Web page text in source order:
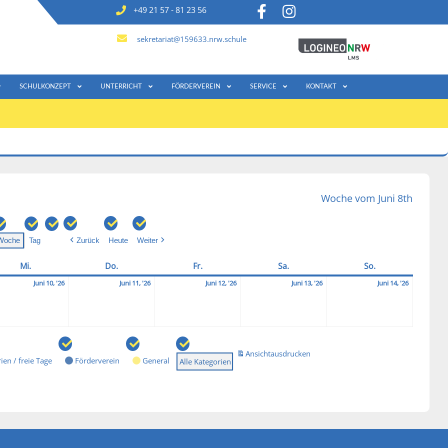
+49 21 57 - 81 23 56
sekretariat@159633.nrw.schule
SCHULKONZEPT UNTERRICHT FÖRDERVEREIN SERVICE KONTAKT
Woche vom Juni 8th
Tag Zurück Heute Weiter
Mi. Do. Fr.Freitag Sa. So.Sonntag
Juni 10, '262026-
Juni 11, '262026-
Juni 12, '262026-
Juni 13, '262026-
Juni 14, '262026-
/ freie Tage Förderverein General Alle Kategorien
Ansichtausdrucken